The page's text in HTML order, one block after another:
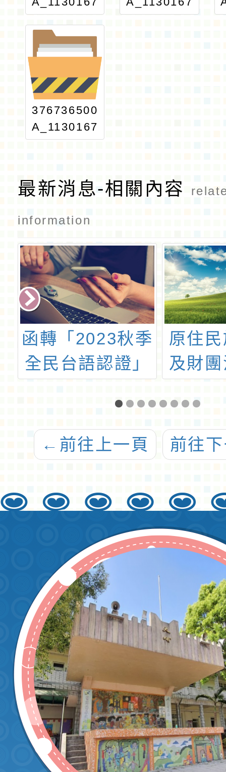
687_ATTA
CH2
687_ATTA
376736500
A_1130167
687_print
最新消息-相關內容
information
原住民族委員會
及財團法人原住
展基金 會委託國
立臺灣師範大學
辦理「114年度
語言 能力認證測
驗」報名事宜
「
語兒
← 前往上一頁 前往